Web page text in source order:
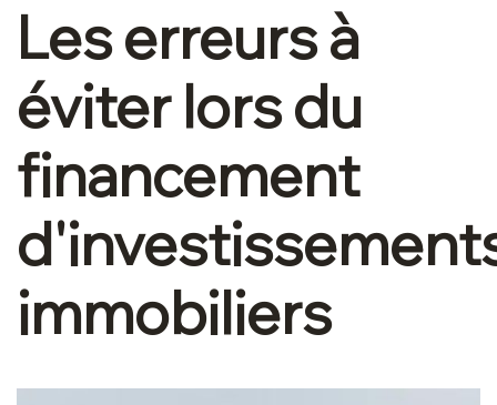
Les erreurs à
éviter lors du
financement
immobiliers